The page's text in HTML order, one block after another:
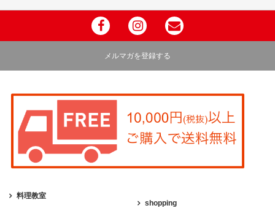
メルマガを登録する
料理教室
shopping